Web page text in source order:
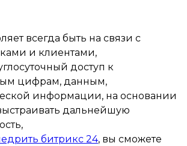
всегда быть на связи с
и клиентами,
доступ к
цифрам, данным,
информации, на основании
дальнейшую
битрикс 24, вы сможете